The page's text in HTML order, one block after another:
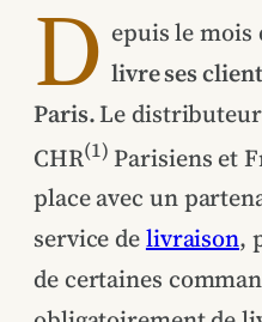
D epuis le mois
livre ses
Paris.Le
CHR(1) Parisiens et
place avec un
service delivraison,
de certaines